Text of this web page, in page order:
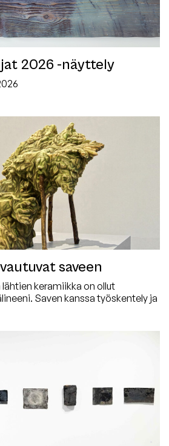
2026 -näyttely
saveen
keramiikka on ollut
Saven kanssa työskentely ja